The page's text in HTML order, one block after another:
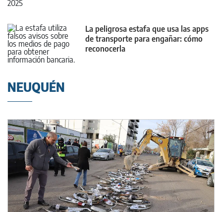
La peligrosa estafa que usa las apps
de transporte para engañar: cómo
reconocerla
NEUQUÉN